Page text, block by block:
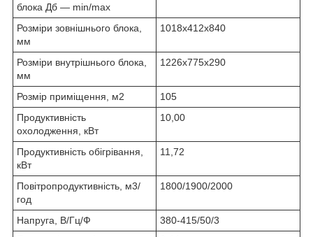
блока Дб — min/max
Розміри зовнішнього блока,
мм
1018x412x840
Розміри внутрішнього блока,
мм
1226x775x290
Розмір приміщення, м2
105
Продуктивність
охолодження, кВт
10,00
Продуктивність обігрівання,
кВт
11,72
Повітропродуктивність, м3/
год
1800/1900/2000
Напруга, В/Гц/Ф
380-415/50/3